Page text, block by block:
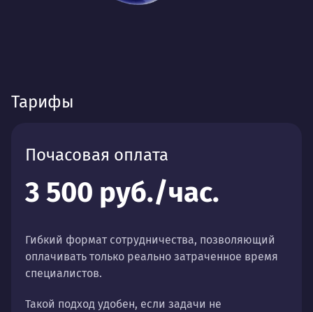
Тарифы
Почасовая оплата
3 500 руб./час.
Гибкий формат сотрудничества, позволяющий
оплачивать только реально затраченное время
специалистов.
Такой подход удобен, если задачи не